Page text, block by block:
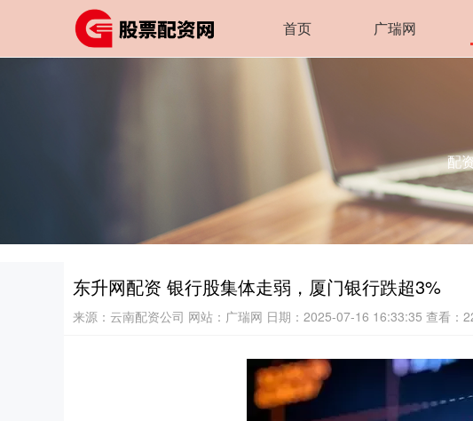
首页 广瑞网
配
东升网配资 银行股集体走弱，厦门银行跌超3%
来源：云南配资公司 网站：广瑞网 日期：2025-07-16 16:33:35 查看：